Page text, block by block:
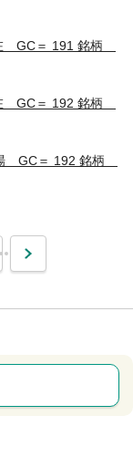
GC＝ 191 銘柄
GC＝ 192 銘柄
GC＝ 192 銘柄
… 次